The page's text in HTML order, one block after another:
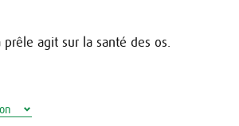
prêle agit sur la santé des os.